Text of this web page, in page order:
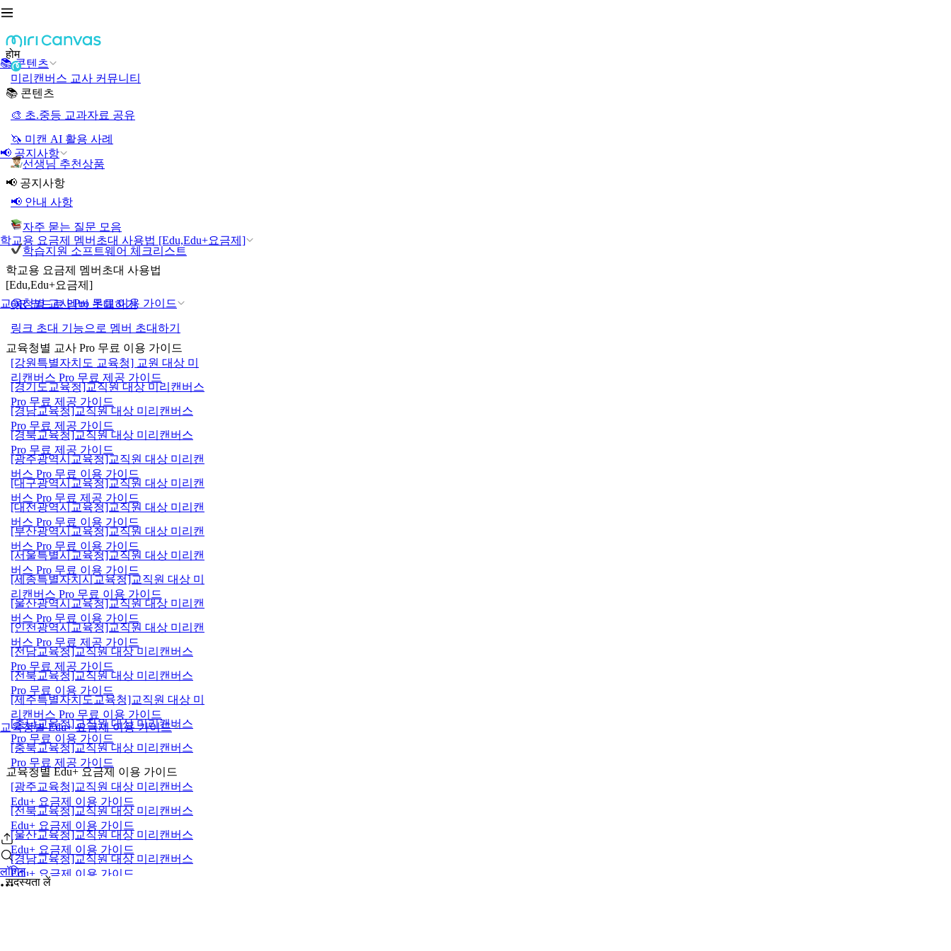
📚 콘텐츠
📢 공지사항
학교용 요금제 멤버초대 사용법 [Edu,Edu+요금제]
교육청별 교사 Pro 무료 이용 가이드
교육청별 Edu+ 요금제 이용 가이드
लॉगिन
होम
미리캔버스 교사 커뮤니티
📚 콘텐츠
🎨 초.중등 교과자료 공유
🦄 미캔 AI 활용 사례
선생님 추천상품
📢 공지사항
📢 안내 사항
자주 묻는 질문 모음
학습지원 소프트웨어 체크리스트
학교용 요금제 멤버초대 사용법
[Edu,Edu+요금제]
QR 코드로 멤버 초대하기
링크 초대 기능으로 멤버 초대하기
교육청별 교사 Pro 무료 이용 가이드
[강원특별자치도 교육청] 교원 대상 미
리캔버스 Pro 무료 제공 가이드
[경기도교육청]교직원 대상 미리캔버스
Pro 무료 제공 가이드
[경남교육청]교직원 대상 미리캔버스
Pro 무료 제공 가이드
[경북교육청]교직원 대상 미리캔버스
Pro 무료 제공 가이드
[광주광역시교육청]교직원 대상 미리캔
버스 Pro 무료 이용 가이드
[대구광역시교육청]교직원 대상 미리캔
버스 Pro 무료 제공 가이드
[대전광역시교육청]교직원 대상 미리캔
버스 Pro 무료 이용 가이드
[부산광역시교육청]교직원 대상 미리캔
버스 Pro 무료 이용 가이드
[서울특별시교육청]교직원 대상 미리캔
버스 Pro 무료 이용 가이드
[세종특별자치시교육청]교직원 대상 미
리캔버스 Pro 무료 이용 가이드
[울산광역시교육청]교직원 대상 미리캔
버스 Pro 무료 이용 가이드
[인천광역시교육청]교직원 대상 미리캔
버스 Pro 무료 제공 가이드
[전남교육청]교직원 대상 미리캔버스
Pro 무료 제공 가이드
[전북교육청]교직원 대상 미리캔버스
Pro 무료 이용 가이드
[제주특별자치도교육청]교직원 대상 미
리캔버스 Pro 무료 이용 가이드
[충남교육청]교직원 대상 미리캔버스
Pro 무료 이용 가이드
[충북교육청]교직원 대상 미리캔버스
Pro 무료 제공 가이드
교육청별 Edu+ 요금제 이용 가이드
[광주교육청]교직원 대상 미리캔버스
Edu+ 요금제 이용 가이드
[전북교육청]교직원 대상 미리캔버스
Edu+ 요금제 이용 가이드
[울산교육청]교직원 대상 미리캔버스
Edu+ 요금제 이용 가이드
[경남교육청]교직원 대상 미리캔버스
Edu+ 요금제 이용 가이드
सदस्यता लें